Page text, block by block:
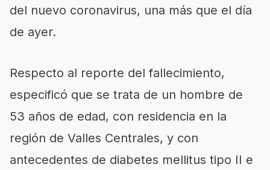
del nuevo coronavirus, una más que el día
de ayer.
Respecto al reporte del fallecimiento,
especificó que se trata de un hombre de
53 años de edad, con residencia en la
región de Valles Centrales, y con
antecedentes de diabetes mellitus tipo II e